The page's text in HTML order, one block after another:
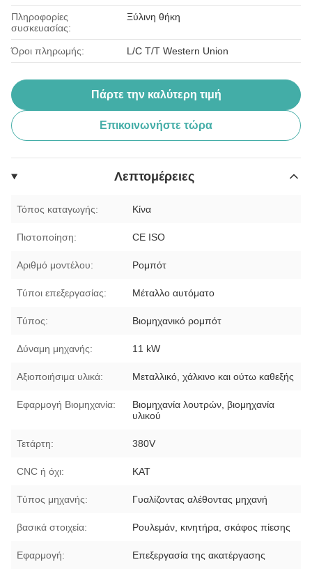
Πληροφορίες
συσκευασίας:
Ξύλινη θήκη
Όροι πληρωμής: L/C T/T Western Union
Πάρτε την καλύτερη τιμή
Επικοινωνήστε τώρα
Λεπτομέρειες
Τόπος καταγωγής: Κίνα
Πιστοποίηση: CE ISO
Αριθμό μοντέλου: Ρομπότ
Τύποι επεξεργασίας: Μέταλλο αυτόματο
Τύπος: Βιομηχανικό ρομπότ
Δύναμη μηχανής: 11 kW
Αξιοποιήσιμα υλικά: Μεταλλικό, χάλκινο και ούτω καθεξής
Εφαρμογή Βιομηχανία:
Βιομηχανία λουτρών, βιομηχανία
υλικού
Τετάρτη: 380V
CNC ή όχι: ΚΑΤ
Τύπος μηχανής: Γυαλίζοντας αλέθοντας μηχανή
βασικά στοιχεία: Ρουλεμάν, κινητήρα, σκάφος πίεσης
Εφαρμογή: Επεξεργασία της ακατέργασης